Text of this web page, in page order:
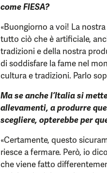
come FIESA?
«Buongiorno a voi! La
tutto ciò che è artificiale,
tradizioni e della nostra
di soddisfare la fame nel
cultura e tradizioni. Parlo
Ma se anche l’Italia si
allevamenti, a produrre
scegliere, opterebbe per
«Certamente, questo
riesce a fermare. Però, io
che viene fatto